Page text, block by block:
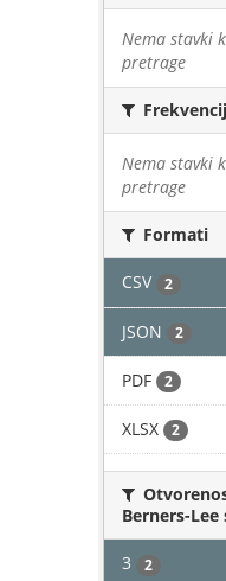
Nema stavki
pretrage
Nema stavki
pretrage
Formati
CSV 2
JSON 2
PDF 2
XLSX 2
Berners-Lee
3 2